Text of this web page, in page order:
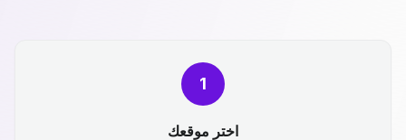
1
اختر موقعك